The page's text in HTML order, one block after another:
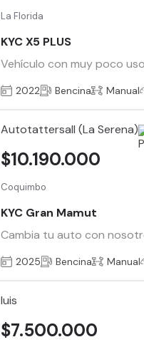
La Florida
KYC X5 PLUS
Vehículo con muy poco
2022 Bencina Manual
Autotattersall (La Serena)
Coquimbo
KYC Gran Mamut
Cambia tu auto con
$10.190.000
2025 Bencina Manual
luis
$7.500.000